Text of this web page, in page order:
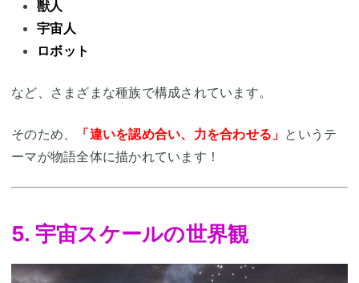
獣人
宇宙人
ロボット
など、さまざまな種族で構成されています。
そのため、 「違いを認め合い、力を合わせる」 というテ
ーマが物語全体に描かれています！
5. 宇宙スケールの世界観